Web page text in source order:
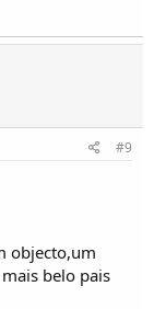
#9
objecto,um
belo pais